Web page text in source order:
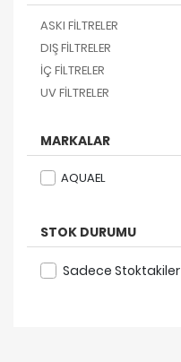
ASKI FİLTRELER
DIŞ FİLTRELER
İÇ FİLTRELER
UV FİLTRELER
MARKALAR
AQUAEL
STOK DURUMU
Sadece Stoktakiler